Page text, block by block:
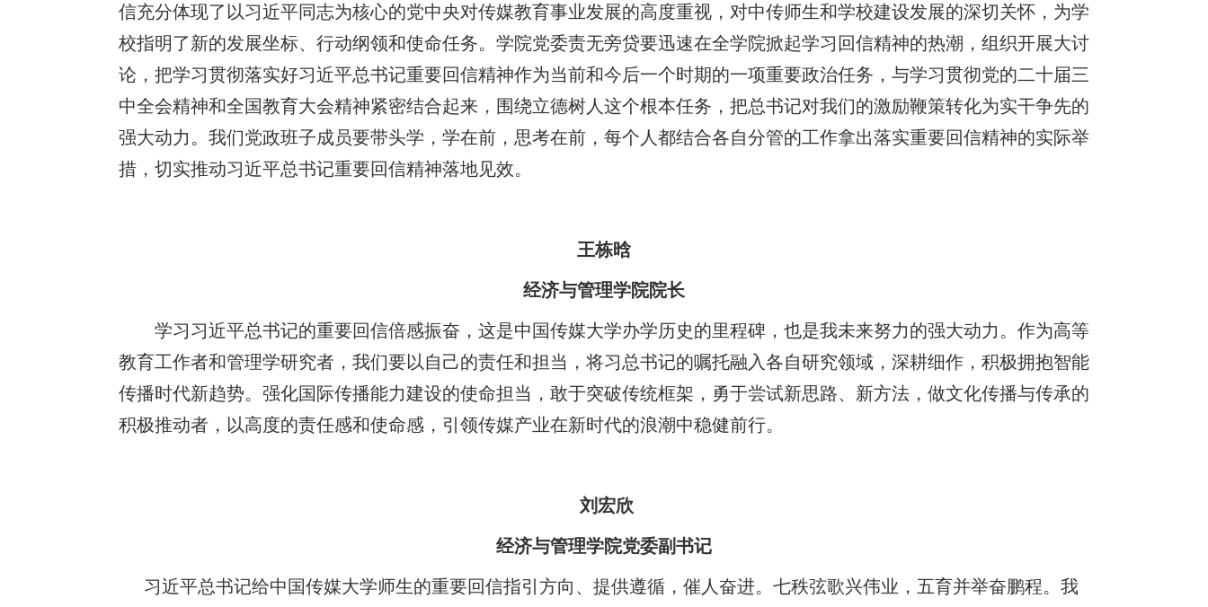
信充分体现了以习近平同志为核心的党中央对传媒教育事业发展的高度重视，对中传师生和学校建设发展的深切关怀，为学
校指明了新的发展坐标、行动纲领和使命任务。学院党委责无旁贷要迅速在全学院掀起学习回信精神的热潮，组织开展大讨
论，把学习贯彻落实好习近平总书记重要回信精神作为当前和今后一个时期的一项重要政治任务，与学习贯彻党的二十届三
中全会精神和全国教育大会精神紧密结合起来，围绕立德树人这个根本任务，把总书记对我们的激励鞭策转化为实干争先的
强大动力。我们党政班子成员要带头学，学在前，思考在前，每个人都结合各自分管的工作拿出落实重要回信精神的实际举
措，切实推动习近平总书记重要回信精神落地见效。
王栋晗
经济与管理学院院长
学习习近平总书记的重要回信倍感振奋，这是中国传媒大学办学历史的里程碑，也是我未来努力的强大动力。作为高等
教育工作者和管理学研究者，我们要以自己的责任和担当，将习总书记的嘱托融入各自研究领域，深耕细作，积极拥抱智能
传播时代新趋势。强化国际传播能力建设的使命担当，敢于突破传统框架，勇于尝试新思路、新方法，做文化传播与传承的
积极推动者，以高度的责任感和使命感，引领传媒产业在新时代的浪潮中稳健前行。
刘宏欣
经济与管理学院党委副书记
习近平总书记给中国传媒大学师生的重要回信指引方向、提供遵循，催人奋进。七秩弦歌兴伟业，五育并举奋鹏程。我